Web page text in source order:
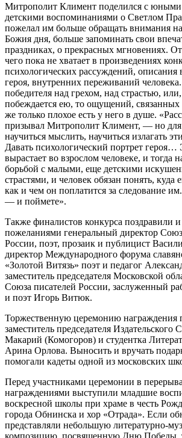
Митрополит Климент поделился с юными
детскими воспоминаниями о Светлом
пожелал им больше обращать внимания
Божия дня, больше запоминать свои
праздниках, о прекрасных мгновениях.
чего пока не хватает в произведениях
психологических рассуждений, описания
героя, внутренних переживаний
победителя над грехом, над страстью,
побеждается ею, то ощущений, связанных
же только плохое есть у него в душе.
призывал Митрополит Климент, — но
научиться мыслить, научиться излагать
Давать психологический портрет героя…
вырастает во взрослом человеке, и тогда
борьбой с малыми, еще детскими
страстями, и человек обязан понять, куда
как и чем он поплатится за следование
— и поймете».
Также финалистов конкурса поздравили и
пожеланиями генеральный директор
России, поэт, прозаик и публицист
директор Международного форума
«Золотой Витязь» поэт и педагог
заместитель председателя Московской
Союза писателей России, заслуженный
и поэт Игорь Витюк.
Торжественную церемонию награждения
заместитель председателя Издательского
Макарий (Комогоров) и студентка
Арина Орлова. Выносить и вручать
помогали кадеты одной из московских
Перед участниками церемонии в
награждениями выступили младшие
воскресной школы при храме в честь
города Обнинска и хор «Отрада». Если
представляли небольшую литературно-
композицию, посвященную Дню Победы,